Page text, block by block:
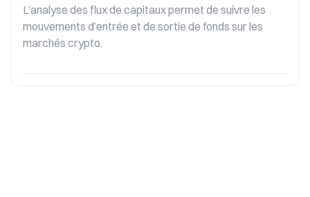
L’analyse des flux de capitaux permet de suivre les
mouvements d’entrée et de sortie de fonds sur les
marchés crypto.